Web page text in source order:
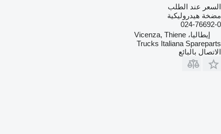
السعر عند الطلب
مضخة هيدروليكية
024-76692-0
إيطاليا، Vicenza, Thiene
Trucks Italiana Spareparts
الاتصال بالبائع